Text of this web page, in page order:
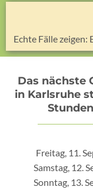
Echte Fälle
Das nächste
in Karlsruhe
Freitag, 11.
Samstag, 12.
Sonntag, 13.